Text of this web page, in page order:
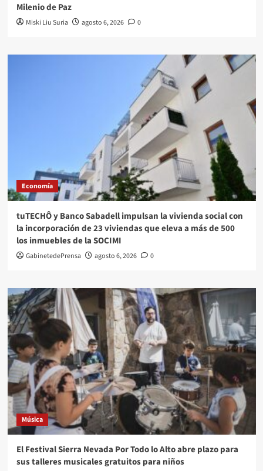
Milenio de Paz
Miski Liu Suria agosto 6, 2026 0
Economía
tuTECHÔ y Banco Sabadell impulsan la vivienda social con
la incorporación de 23 viviendas que eleva a más de 500
los inmuebles de la SOCIMI
GabinetedePrensa agosto 6, 2026 0
Música
El Festival Sierra Nevada Por Todo lo Alto abre plazo para
sus talleres musicales gratuitos para niños